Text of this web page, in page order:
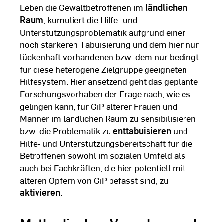
Leben die Gewaltbetroffenen im ländlichen
Raum , kumuliert die Hilfe- und
Unterstützungsproblematik aufgrund einer
noch stärkeren Tabuisierung und dem hier nur
lückenhaft vorhandenen bzw. dem nur bedingt
für diese heterogene Zielgruppe geeigneten
Hilfesystem. Hier ansetzend geht das geplante
Forschungsvorhaben der Frage nach, wie es
gelingen kann, für GiP älterer Frauen und
Männer im ländlichen Raum zu sensibilisieren
bzw. die Problematik zu enttabuisieren und
Hilfe- und Unterstützungsbereitschaft für die
Betroffenen sowohl im sozialen Umfeld als
auch bei Fachkräften, die hier potentiell mit
älteren Opfern von GiP befasst sind, zu
aktivieren